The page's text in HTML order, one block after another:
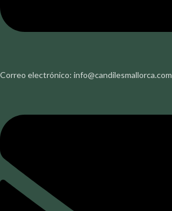
Correo electrónico: info@candilesmallorca.com